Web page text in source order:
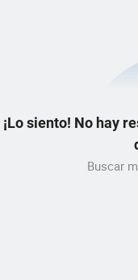
¡Lo siento! No hay
Buscar